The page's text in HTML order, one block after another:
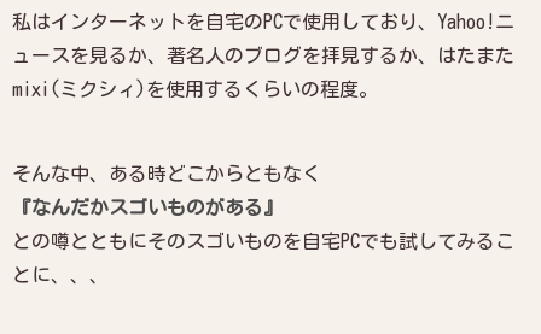
私はインターネットを自宅のPCで使用しており、Yahoo!ニ
ュースを見るか、著名人のブログを拝見するか、はたまた
mixi(ミクシィ)を使用するくらいの程度。
そんな中、ある時どこからともなく
『なんだかスゴいものがある』
との噂とともにそのスゴいものを自宅PCでも試してみるこ
とに、、、